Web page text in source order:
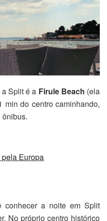
Split é a Firule Beach (ela
do centro caminhando,
ônibus.
Europa
conhecer a noite em Split
No próprio centro histórico